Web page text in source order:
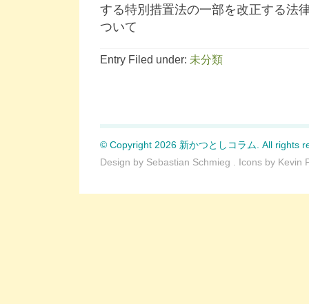
する特別措置法の一部を改正する法
ついて
Entry Filed under: 未分類
© Copyright 2026 新かつとしコラム. All rights
Design by Sebastian Schmieg . Icons by Kevin